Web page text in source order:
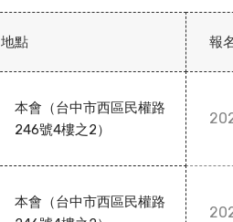
地點 報
本會（台中市西區民權路
246號4樓之2）
本會（台中市西區民權路